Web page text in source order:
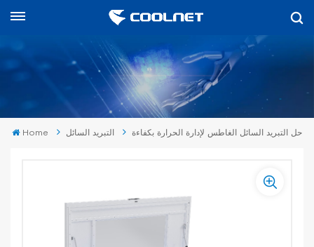
Home التبريد السائل حل التبريد السائل الغاطس لإدارة الحرارة بكفاءة